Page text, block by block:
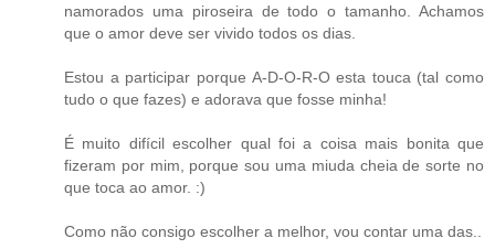
namorados uma piroseira de todo o tamanho. Achamos
que o amor deve ser vivido todos os dias.
Estou a participar porque A-D-O-R-O esta touca (tal como
tudo o que fazes) e adorava que fosse minha!
É muito difícil escolher qual foi a coisa mais bonita que
fizeram por mim, porque sou uma miuda cheia de sorte no
que toca ao amor. :)
Como não consigo escolher a melhor, vou contar uma das..